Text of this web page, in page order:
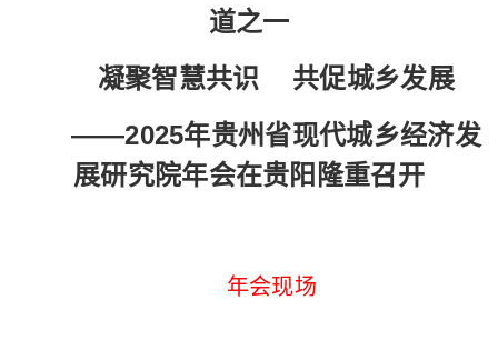
道之一
凝聚智慧共识 共促城乡发展
——2025年贵州省现代城乡经济发
展研究院年会在贵阳隆重召开
年会现场